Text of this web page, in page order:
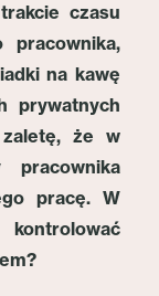
czasu
pracownika,
na kawę
prywatnych
że w
pracownika
pracę. W